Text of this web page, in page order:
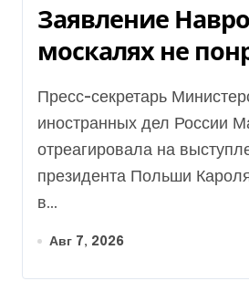
Заявление
москалях не
РФ — видео
Пресс-секретарь Министерства
иностранных дел России
отреагировала на
президента Польши
в...
Авг 7, 2026